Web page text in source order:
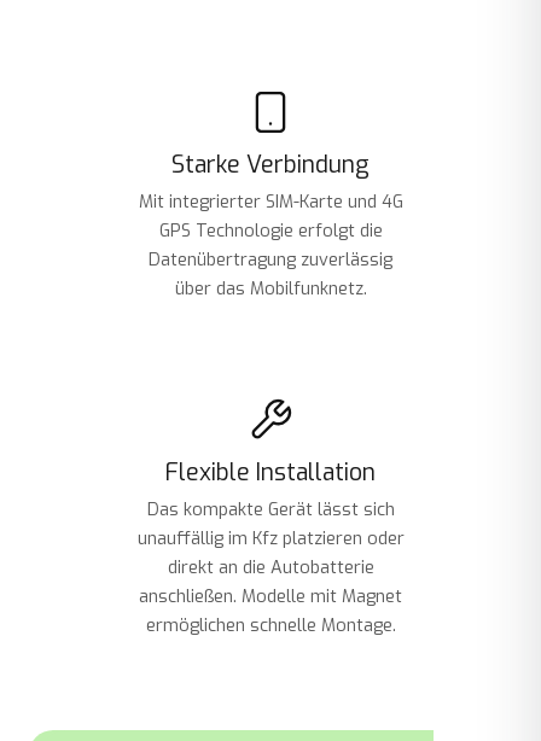
Starke Verbindung
Mit integrierter SIM-Karte und 4G
GPS Technologie erfolgt die
Datenübertragung zuverlässig
über das Mobilfunknetz.
Flexible Installation
Das kompakte Gerät lässt sich
unauffällig im Kfz platzieren oder
direkt an die Autobatterie
anschließen. Modelle mit Magnet
ermöglichen schnelle Montage.